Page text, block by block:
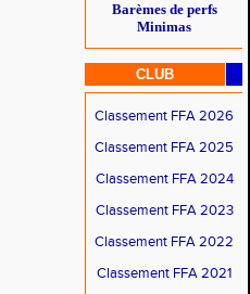
Barèmes de perfs
Minimas
CLUB
Classement FFA 2026
Classement FFA 2025
Classement FFA 2024
Classement FFA 2023
Classement FFA 2022
Classement FFA 2021